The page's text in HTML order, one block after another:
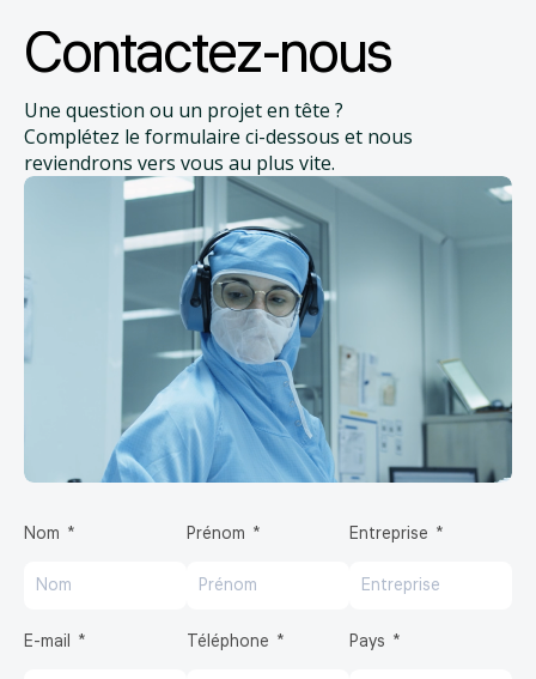
Contactez-nous
Une question ou un projet en tête ?
Complétez le formulaire ci-dessous et nous
reviendrons vers vous au plus vite.
Nom Prénom Entreprise
E-mail Téléphone Pays